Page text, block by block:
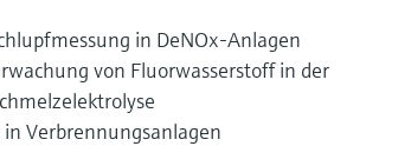
in DeNOx-Anlagen
von Fluorwasserstoff in der
Verbrennungsanlagen